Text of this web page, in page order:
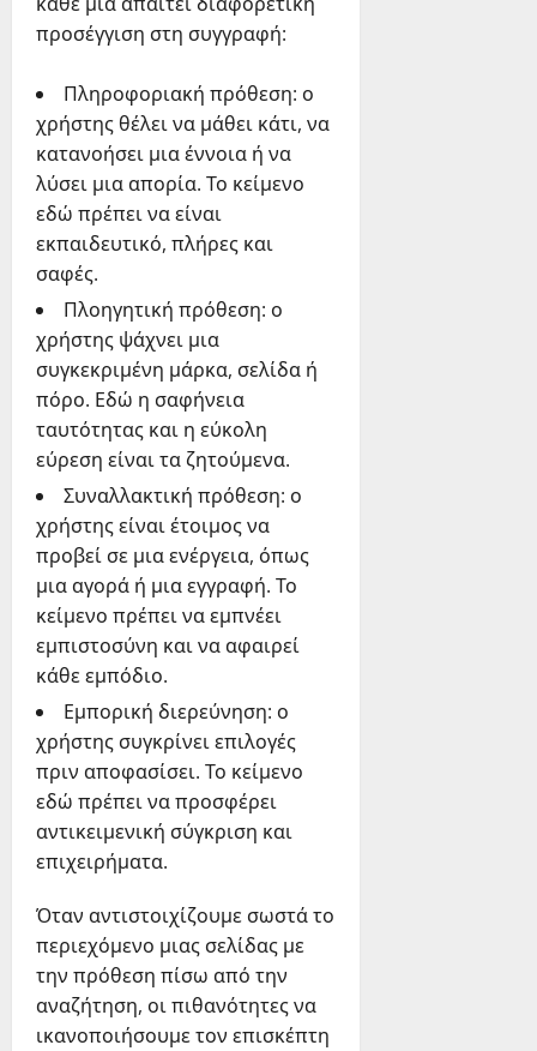
προσέγγιση στη συγγραφή:
Πληροφοριακή πρόθεση: ο
χρήστης θέλει να μάθει κάτι, να
κατανοήσει μια έννοια ή να
λύσει μια απορία. Το κείμενο
εδώ πρέπει να είναι
εκπαιδευτικό, πλήρες και
σαφές.
Πλοηγητική πρόθεση: ο
χρήστης ψάχνει μια
συγκεκριμένη μάρκα, σελίδα ή
πόρο. Εδώ η σαφήνεια
ταυτότητας και η εύκολη
εύρεση είναι τα ζητούμενα.
Συναλλακτική πρόθεση: ο
χρήστης είναι έτοιμος να
προβεί σε μια ενέργεια, όπως
μια αγορά ή μια εγγραφή. Το
κείμενο πρέπει να εμπνέει
εμπιστοσύνη και να αφαιρεί
κάθε εμπόδιο.
Εμπορική διερεύνηση: ο
χρήστης συγκρίνει επιλογές
πριν αποφασίσει. Το κείμενο
εδώ πρέπει να προσφέρει
αντικειμενική σύγκριση και
επιχειρήματα.
Όταν αντιστοιχίζουμε σωστά το
περιεχόμενο μιας σελίδας με
την πρόθεση πίσω από την
αναζήτηση, οι πιθανότητες να
ικανοποιήσουμε τον επισκέπτη